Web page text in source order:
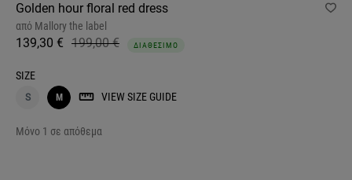
Golden hour floral red dress
από Mallory the label
139,30 € 199,00 € ΔΙΑΘΕΣΙΜΟ
SIZE
S M VIEW SIZE GUIDE
Μόνο 1 σε απόθεμα